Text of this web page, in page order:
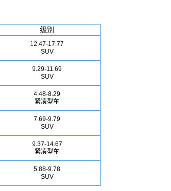
级别
12.47-17.77
SUV
9.29-11.69
SUV
4.48-8.29
紧凑型车
7.69-9.79
SUV
9.37-14.67
紧凑型车
5.88-9.78
SUV